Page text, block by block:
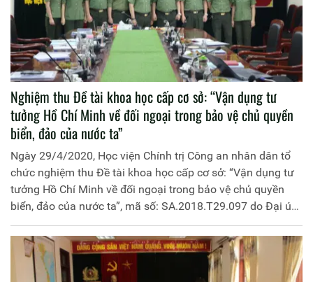
Nghiệm thu Đề tài khoa học cấp cơ sở: “Vận dụng tư
tưởng Hồ Chí Minh về đối ngoại trong bảo vệ chủ quyền
biển, đảo của nước ta”
Ngày 29/4/2020, Học viện Chính trị Công an nhân dân tổ
chức nghiệm thu Đề tài khoa học cấp cơ sở: “Vận dụng tư
tưởng Hồ Chí Minh về đối ngoại trong bảo vệ chủ quyền
biển, đảo của nước ta”, mã số: SA.2018.T29.097 do Đại úy,
TS Đinh Bá Âu, giảng viên Khoa Lịch sử Đảng và tư tưởng
Hồ Chí Minh làm chủ nhiệm. Đồng chí Trung tướng, PGS.
TS Trần Vi Dân, Giám đốc Học viện là Chủ tịch Hội đồng.
Tham gia buổi nghiệm thu có các thành viên trong Hội